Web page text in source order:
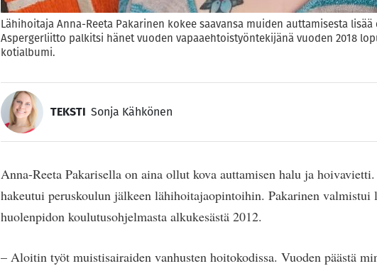
Lähihoitaja Anna-Reeta Pakarinen kokee saavansa muiden auttamisesta
Aspergerliitto palkitsi hänet vuoden vapaaehtoistyöntekijänä vuoden 2018
kotialbumi.
TEKSTI Sonja Kähkönen
Anna-Reeta Pakarisella on aina ollut kova auttamisen halu ja
hakeutui peruskoulun jälkeen lähihoitajaopintoihin. Pakarinen valmistui
huolenpidon koulutusohjelmasta alkukesästä 2012.
– Aloitin työt muistisairaiden vanhusten hoitokodissa. Vuoden päästä